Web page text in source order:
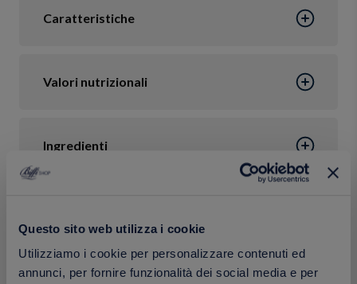
Questo sito web utilizza i cookie
Utilizziamo i cookie per personalizzare contenuti ed
annunci, per fornire funzionalità dei social media e per
Caratteristiche
Valori nutrizionali
Ingredienti
Calorie